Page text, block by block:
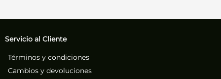
Servicio al Cliente
Términos y condiciones
Cambios y devoluciones